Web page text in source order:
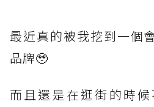
最近真的被我挖到一個
品牌🥹
而且還是在逛街的時